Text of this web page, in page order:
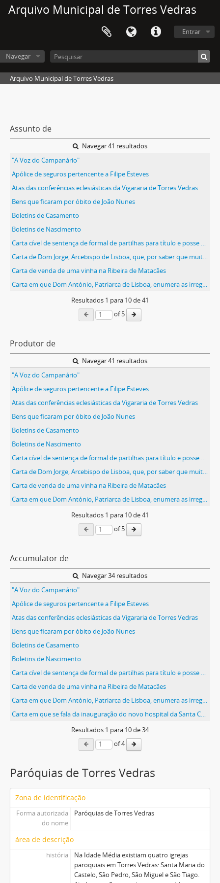
Arquivo Municipal de Torres Vedras
Entrar
Navegar
Arquivo Municipal de Torres Vedras
Assunto de
Navegar 41 resultados
"A Voz do Campanário"
Apólice de seguros pertencente a Filipe Esteves
Atas das conferências eclesiásticas da Vigararia de Torres Vedras
Bens que ficaram por óbito de João Nunes
Boletins de Casamento
Boletins de Nascimento
Carta cível de sentença de formal de partilhas para título e posse passada pelo juízo de direito da comarca de Torres Vedras, a requerimento da herdeira Maria Augusta da Loubagueira, dos bens que lhe pertencem em sua legítima, por óbito de sua tia Maria da Piedade, da Loubagueira, em que foi inventariante seu pai, Joaquim Luís
Carta de Dom Jorge, Arcebispo de Lisboa, que, por saber que muitos clérigos confessores erram muitas vezes nas absolvições, os obriga a sabê-las de cor, tal e qual como ele as apresenta na carta
Carta de venda de uma vinha na Ribeira de Matacães
Carta em que Dom António, Patriarca de Lisboa, enumera as irregularidades que se têm verificado no Patriarcado e as medidas que se terão de tomar para que tal não volte a acontecer
Resultados 1 para 10de 41
of 5
Produtor de
Navegar 41 resultados
"A Voz do Campanário"
Apólice de seguros pertencente a Filipe Esteves
Atas das conferências eclesiásticas da Vigararia de Torres Vedras
Bens que ficaram por óbito de João Nunes
Boletins de Casamento
Boletins de Nascimento
Carta cível de sentença de formal de partilhas para título e posse passada pelo juízo de direito da comarca de Torres Vedras, a requerimento da herdeira Maria Augusta da Loubagueira, dos bens que lhe pertencem em sua legítima, por óbito de sua tia Maria da Piedade, da Loubagueira, em que foi inventariante seu pai, Joaquim Luís
Carta de Dom Jorge, Arcebispo de Lisboa, que, por saber que muitos clérigos confessores erram muitas vezes nas absolvições, os obriga a sabê-las de cor, tal e qual como ele as apresenta na carta
Carta de venda de uma vinha na Ribeira de Matacães
Carta em que Dom António, Patriarca de Lisboa, enumera as irregularidades que se têm verificado no Patriarcado e as medidas que se terão de tomar para que tal não volte a acontecer
Resultados 1 para 10de 41
of 5
Accumulator de
Navegar 34 resultados
"A Voz do Campanário"
Apólice de seguros pertencente a Filipe Esteves
Atas das conferências eclesiásticas da Vigararia de Torres Vedras
Bens que ficaram por óbito de João Nunes
Boletins de Casamento
Boletins de Nascimento
Carta cível de sentença de formal de partilhas para título e posse passada pelo juízo de direito da comarca de Torres Vedras, a requerimento da herdeira Maria Augusta da Loubagueira, dos bens que lhe pertencem em sua legítima, por óbito de sua tia Maria da Piedade, da Loubagueira, em que foi inventariante seu pai, Joaquim Luís
Carta de venda de uma vinha na Ribeira de Matacães
Carta em que Dom António, Patriarca de Lisboa, enumera as irregularidades que se têm verificado no Patriarcado e as medidas que se terão de tomar para que tal não volte a acontecer
Carta em que se fala da inauguração do novo hospital da Santa Casa da Misericórdia e se pede ajuda para dotar a capela do mesmo com alfaias e mobiliário
Resultados 1 para 10de 34
of 4
Paróquias de Torres Vedras
Zona de identificação
Forma autorizada
do nome
Paróquias de Torres Vedras
área de descrição
história
Na Idade Média existiam quatro igrejas
paroquiais em Torres Vedras: Santa Maria do
Castelo, São Pedro, São Miguel e São Tiago.